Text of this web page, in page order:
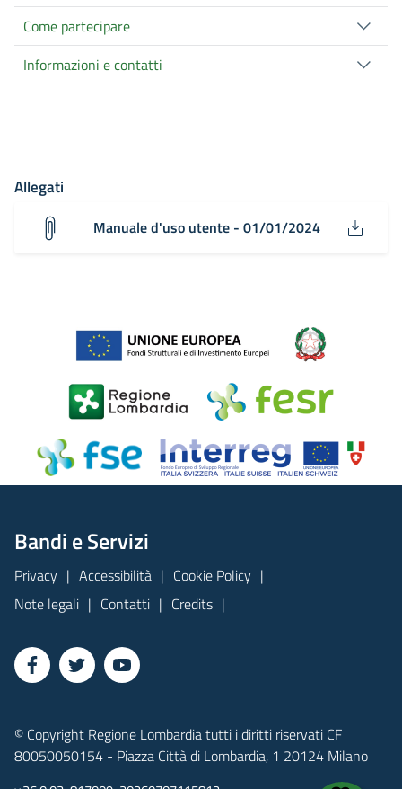
Come partecipare
Informazioni e contatti
Allegati
Manuale d'uso utente - 01/01/2024
Bandi e Servizi
Privacy Accessibilità
Cookie Policy
Note legali
Contatti Credits
© Copyright Regione Lombardia tutti i diritti riservati CF
80050050154 - Piazza Città di Lombardia, 1 20124 Milano